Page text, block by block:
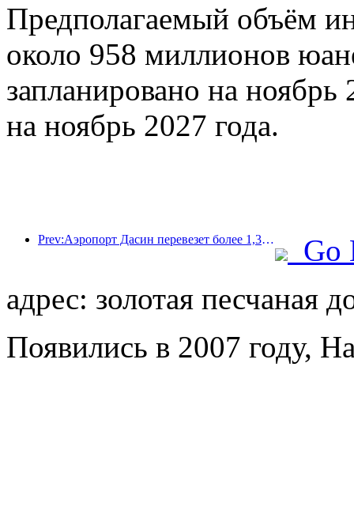
Предполагаемый объём
около 958 миллионов
запланировано на
на ноябрь 2027 года.
Prev:Аэропорт Дасин перевезет более 1,3 миллиона пассажиров в период празднования Дня независимости в 2025 году.
Go
адрес: золотая песчаная
Появились в 2007 году,